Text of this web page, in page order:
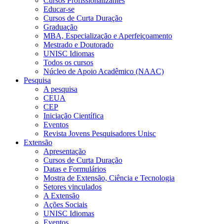
Educar-se
Cursos de Curta Duração
Graduação
MBA, Especialização e Aperfeiçoamento
Mestrado e Doutorado
UNISC Idiomas
Todos os cursos
Núcleo de Apoio Acadêmico (NAAC)
Pesquisa
A pesquisa
CEUA
CEP
Iniciação Científica
Eventos
Revista Jovens Pesquisadores Unisc
Extensão
Apresentação
Cursos de Curta Duração
Datas e Formulários
Mostra de Extensão, Ciência e Tecnologia
Setores vinculados
A Extensão
Ações Sociais
UNISC Idiomas